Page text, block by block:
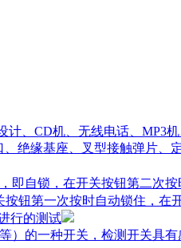
、CD机、无线电话、MP3
绝缘基座、叉型接触弹片、
即自锁，在开关按钮第二次
钮第一次按时自动锁住，在
行的测试
的一种开关，检测开关具